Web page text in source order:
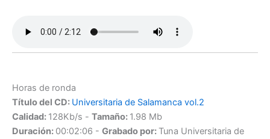
Horas de ronda
Título del CD: Universitaria de Salamanca vol.2
Calidad: 128Kb/s - Tamaño: 1.98 Mb
Duración: 00:02:06 - Grabado por: Tuna Universitaria de